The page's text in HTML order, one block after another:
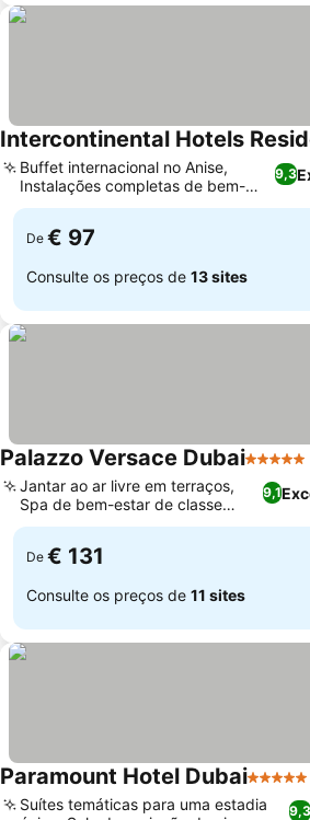
Intercontinental Hotels
9,3
Buffet internacional no Anise,
Instalações completas de bem-
estar e spa
De € 97
Consulte os preços de 13 sites
Palazzo Versace Dubai5
9,1
Jantar ao ar livre em terraços,
Spa de bem-estar de classe
mundial
De € 131
Consulte os preços de 11 sites
Paramount Hotel Dubai5
Suítes temáticas para uma estadia